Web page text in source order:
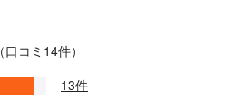
（口コミ14件）
13件